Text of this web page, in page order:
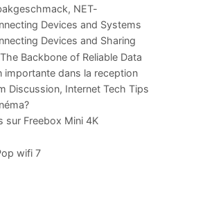
NET-
Leistung imDevices and Systems
Devices and Sharing
Backbone of Reliable Data
importante dans la reception
Discussion, Internet Tech Tips
sur Freebox Mini 4K
wifi 7